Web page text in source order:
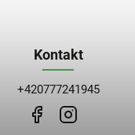
Kontakt
+420777241945